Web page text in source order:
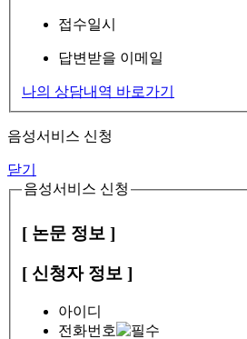
접수일시
답변받을 이메일
나의 상담내역 바로가기
음성서비스 신청
닫기
음성서비스 신청
[ 논문 정보 ]
[ 신청자 정보 ]
아이디
전화번호